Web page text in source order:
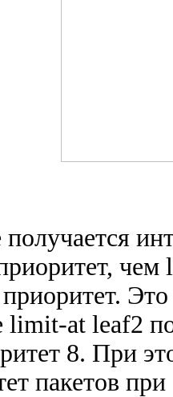
чем
limit-at leaf2
8. При
пакетов